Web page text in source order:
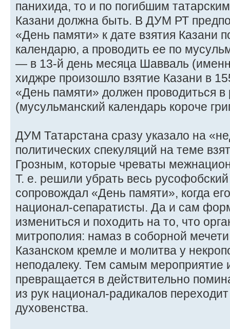
панихида, то и по погибшим
Казани должна быть. В ДУМ РТ
«День памяти» к дате взятия Казани
календарю, а проводить ее по
— в 13-й день месяца Шавваль
хиджре произошло взятие Казани в
«День памяти» должен проводиться
(мусульманский календарь короче
ДУМ Татарстана сразу указало на
политических спекуляций на теме
Грозным, которые чреваты
Т. е. решили убрать весь
сопровождал «День памяти», когда
национал-сепаратисты. Да и сам
измениться и походить на то, что
митрополия: намаз в соборной
Казанском кремле и молитва у
неподалеку. Тем самым мероприятие
превращается в действительно
из рук национал-радикалов
духовенства.